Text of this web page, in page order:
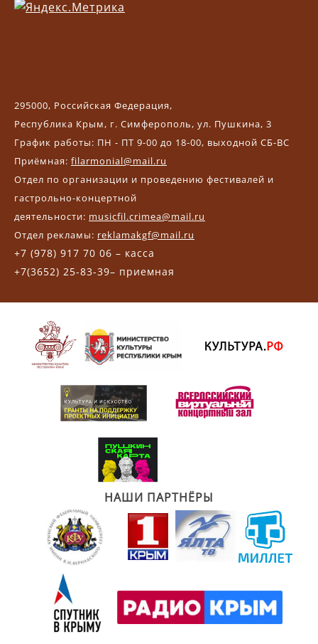
295000, Российская Федерация,
Республика Крым, г. Симферополь, ул. Пушкина, 3
График работы: ПН - ПТ 9-00 до 18-00, выходной СБ-ВС
Приёмная: filarmonial@mail.ru
Отдел по организации и проведению фестивалей и
гастрольно-концертной
деятельности: musicfil.crimea@mail.ru
Отдел рекламы: reklamakgf@mail.ru
+7 (978) 917 70 06 – касса
+7(3652) 25-83-39– приемная
НАШИ ПАРТНЁРЫ